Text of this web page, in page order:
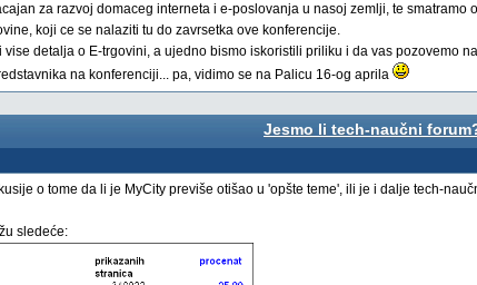
za razvoj domaceg interneta i e-poslovanja u nasoj zemlji, te
koji ce se nalaziti tu do zavrsetka ove konferencije.
vise detalja o E-trgovini, a ujedno bismo iskoristili priliku i da vas pozovemo
na konferenciji... pa, vidimo se na Palicu 16-og aprila
Jesmo li tech-naučni
o tome da li je MyCity previše otišao u 'opšte teme', ili je i dalje tech-
sledeće: